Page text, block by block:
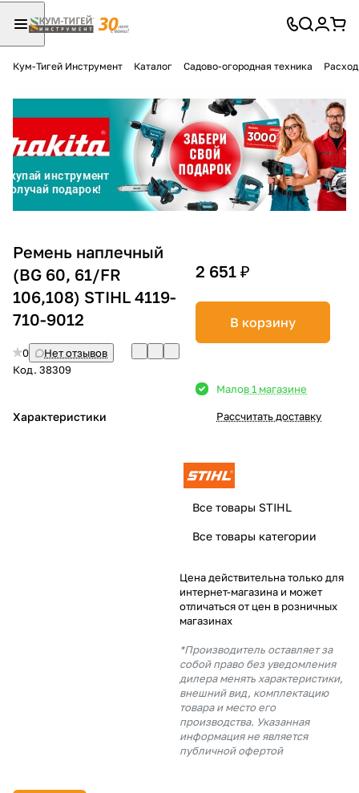
Кум-Тигей Инструмент Каталог Садово-огородная техника
Ремень наплечный
(BG 60, 61/FR
106,108) STIHL 4119-
710-9012
0
Нет отзывов
Код. 38309
Характеристики
2 651 ₽
В корзину
Малов 1 магазине
Рассчитать доставку
Все товары STIHL
Все товары категории
Цена действительна только для
интернет-магазина и может
отличаться от цен в розничных
магазинах
*Производитель оставляет за
собой право без уведомления
дилера менять характеристики,
внешний вид, комплектацию
товара и место его
производства. Указанная
информация не является
публичной офертой
Разбейте
оплатуна части
без переплат
График платежей
Сегодня
25 %
% картой любого банка
% будут
с вашей карты